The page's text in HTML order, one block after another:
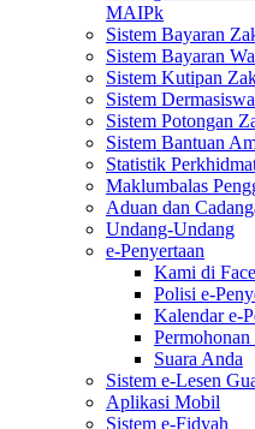
MAIPk
Sistem Bayaran
Sistem Bayaran
Sistem Kutipan
Sistem
Sistem Potongan
Sistem Bantuan
Statistik
Maklumbalas
Aduan dan
Undang-Undang
e-Penyertaan
Kami di
Polisi e-
Kalendar e-
Suara Anda
Sistem e-Lesen
Aplikasi Mobil
Sistem e-Fidyah